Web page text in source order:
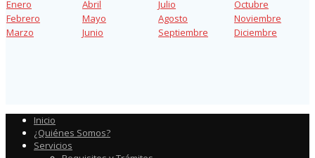
Enero Abril Julio
Octubre
Febrero
Mayo Agosto
Noviembre
Marzo
Junio Septiembre Diciembre
Inicio
¿Quiénes Somos?
Servicios